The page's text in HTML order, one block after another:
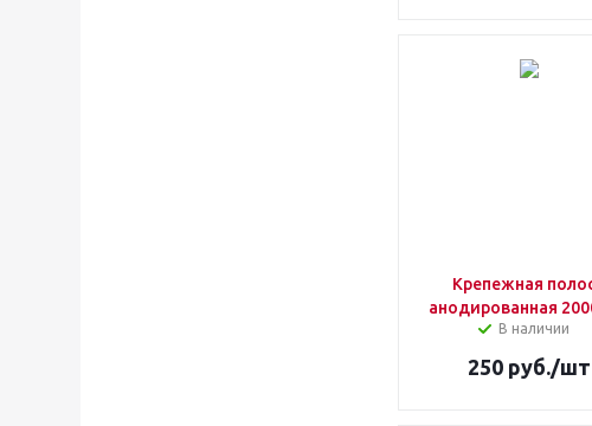
Крепежная
анодированная
В наличии
250руб./шт